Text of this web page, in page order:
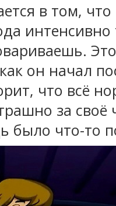
в том,
интенсивно
он начал
что всё
за
было что-то